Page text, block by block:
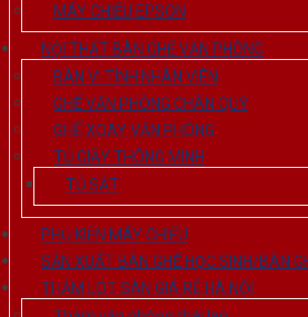
MÁY CHIẾU EPSON
NỘI THẤT BÀN GHẾ VĂN PHÒNG
BÀN VI TÍNH NHÂN VIÊN
GHẾ VĂN PHÒNG CHÂN QUỲ
GHẾ XOAY VĂN PHÒNG
TỦ GIẦY THÔNG MINH
TỦ SẮT
PHỤ KIỆN MÁY CHIẾU
SẢN XUẤT BÀN GHẾ HỌC SINH/BÀN
THẢM LÓT SÀN GIÁ RẺ HÀ NỘI